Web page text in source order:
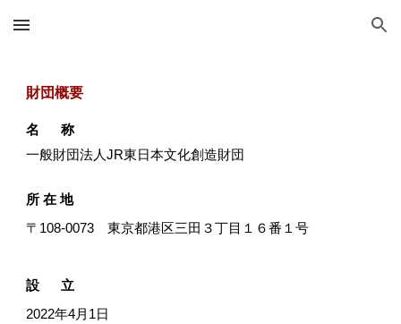
Skip to main content Skip to navigation
財団概要
名 称
一般財団法人JR東日本文化創造財団
所 在 地
〒108-0073 東京都港区三田３丁目１６番１号
設 立
2022年4月1日